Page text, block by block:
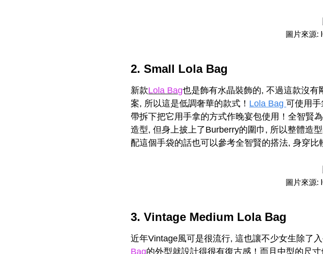
圖片來源:
2. Small Lola Bag
新款Lola Bag也是飾有水晶裝飾的, 不過這款沒有
案, 所以這是低調奢華的款式！ Lola Bag可使用
帶拆下把它用手拿的方式作晚宴包使用！全智賢
造型, 但身上披上了Burberry的圍巾, 所以整體造
配這個手袋的話也可以參考全智賢的搭法, 身穿比
圖片來源:
3. Vintage Medium Lola Bag
近年Vintage風可是很流行, 這也讓不少女生除了
Bag的外型就設計得很有復古感！而且中型的尺